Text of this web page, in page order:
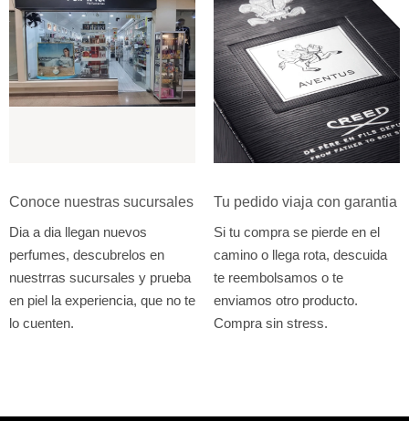
Conoce nuestras sucursales
Dia a dia llegan nuevos
perfumes, descubrelos en
nuestrras sucursales y prueba
en piel la experiencia, que no te
lo cuenten.
Tu pedido viaja con garantia
Si tu compra se pierde en el
camino o llega rota, descuida
te reembolsamos o te
enviamos otro producto.
Compra sin stress.